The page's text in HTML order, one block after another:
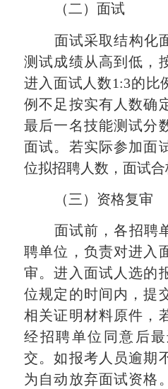
（二）面试
面试采取结构化
测试成绩从高到低，
进入面试人数1:3的比
例不足按实有人数确
最后一名技能测试分
面试。若实际参加面
位拟招聘人数，面试合
（三）资格复审
面试前，各招聘
聘单位，负责对进入
审。进入面试人选的
位规定的时间内，提
相关证明材料原件，
经招聘单位同意后
交。如报考人员逾期
为自动放弃面试资格